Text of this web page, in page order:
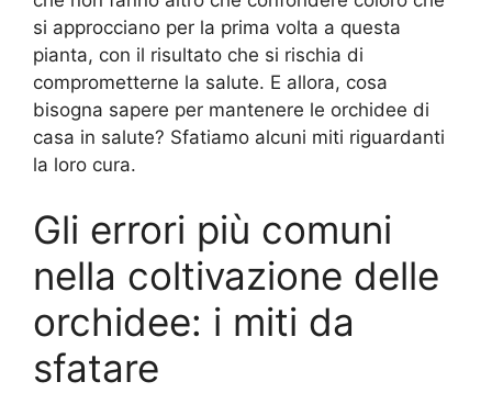
si approcciano per la prima volta a questa
pianta, con il risultato che si rischia di
comprometterne la salute. E allora, cosa
bisogna sapere per mantenere le orchidee di
casa in salute? Sfatiamo alcuni miti riguardanti
la loro cura.
Gli errori più comuni
nella coltivazione delle
orchidee: i miti da
sfatare